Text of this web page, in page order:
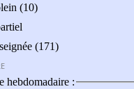
(10)
(171)
hebdomadaire :